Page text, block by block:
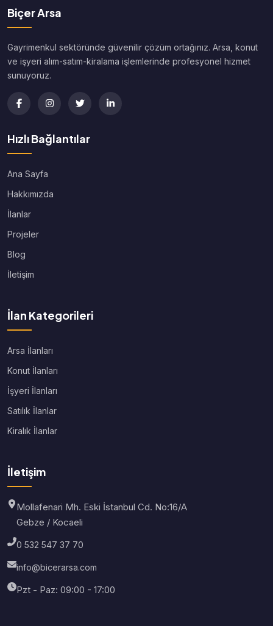
Biçer Arsa
Gayrimenkul sektöründe güvenilir çözüm ortağınız. Arsa, konut
ve işyeri alım-satım-kiralama işlemlerinde profesyonel hizmet
sunuyoruz.
Hızlı Bağlantılar
Ana Sayfa
Hakkımızda
İlanlar
Projeler
Blog
İletişim
İlan Kategorileri
Arsa İlanları
Konut İlanları
İşyeri İlanları
Satılık İlanlar
Kiralık İlanlar
İletişim
Mollafenari Mh. Eski İstanbul Cd. No:16/A
Gebze / Kocaeli
0 532 547 37 70
info@bicerarsa.com
Pzt - Paz: 09:00 - 17:00